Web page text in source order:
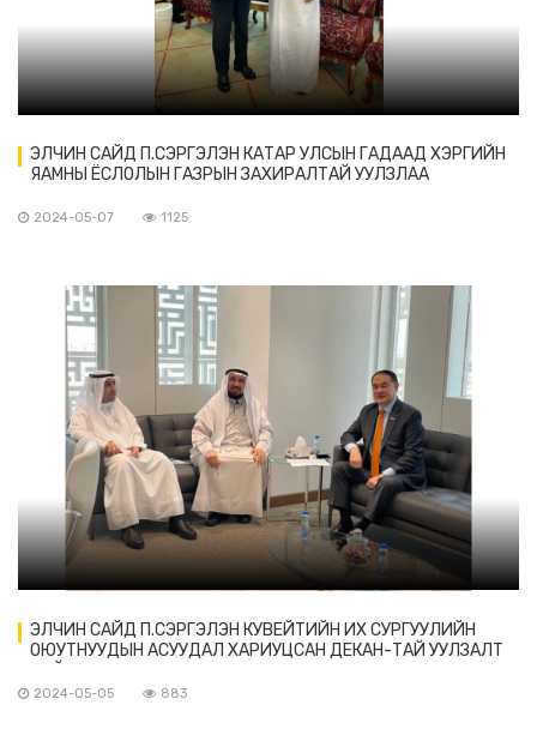
ЭЛЧИН САЙД П.СЭРГЭЛЭН КАТАР УЛСЫН ГАДААД ХЭРГИЙН
ЯАМНЫ ЁСЛОЛЫН ГАЗРЫН ЗАХИРАЛТАЙ УУЛЗЛАА
2024-05-07 1125
ЭЛЧИН САЙД П.СЭРГЭЛЭН КУВЕЙТИЙН ИХ СУРГУУЛИЙН
ОЮУТНУУДЫН АСУУДАЛ ХАРИУЦСАН ДЕКАН-ТАЙ УУЛЗАЛТ
2024-05-05 883